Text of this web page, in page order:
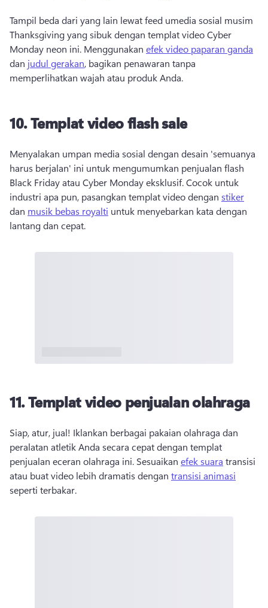
Tampil beda dari yang lain lewat feed umedia sosial musim
Thanksgiving yang sibuk dengan templat video Cyber ​​
Monday neon ini. Menggunakan efek video paparan ganda
dan judul gerakan, bagikan penawaran tanpa
memperlihatkan wajah atau produk Anda.
10. Templat video flash sale
Menyalakan umpan media sosial dengan desain 'semuanya
harus berjalan' ini untuk mengumumkan penjualan flash
Black Friday atau Cyber Monday eksklusif. Cocok untuk
industri apa pun, pasangkan templat video dengan stiker
dan musik bebas royalti untuk menyebarkan kata dengan
lantang dan cepat.
11. Templat video penjualan olahraga
Siap, atur, jual! Iklankan berbagai pakaian olahraga dan
peralatan atletik Anda secara cepat dengan templat
penjualan eceran olahraga ini. Sesuaikan efek suara transisi
atau buat video lebih dramatis dengan transisi animasi
seperti terbakar.